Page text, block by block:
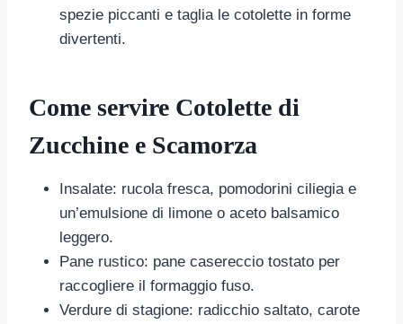
spezie piccanti e taglia le cotolette in forme
divertenti.
Come servire Cotolette di
Zucchine e Scamorza
Insalate: rucola fresca, pomodorini ciliegia e
un’emulsione di limone o aceto balsamico
leggero.
Pane rustico: pane casereccio tostato per
raccogliere il formaggio fuso.
Verdure di stagione: radicchio saltato, carote